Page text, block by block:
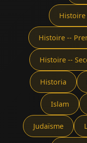
Histoire
Histoire --
Histoire --
Historia
Islam
Judaïsme